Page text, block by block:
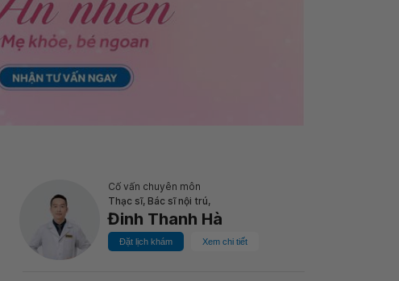
Cố vấn chuyên môn
Thạc sĩ, Bác sĩ nội trú,
Đinh Thanh Hà
Đặt lịch khám Xem chi tiết